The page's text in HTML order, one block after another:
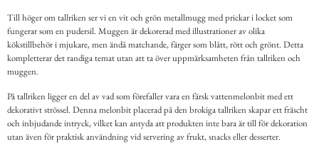
Till höger om tallriken ser vi en vit och grön metallmugg med prickar i locket som
fungerar som en pudersil. Muggen är dekorerad med illustrationer av olika
kökstillbehör i mjukare, men ändå matchande, färger som blått, rött och grönt. Detta
kompletterar det randiga temat utan att ta över uppmärksamheten från tallriken och
muggen.
På tallriken ligger en del av vad som förefaller vara en färsk vattenmelonbit med ett
dekorativt strössel. Denna melonbit placerad på den brokiga tallriken skapar ett fräscht
och inbjudande intryck, vilket kan antyda att produkten inte bara är till för dekoration
utan även för praktisk användning vid servering av frukt, snacks eller desserter.